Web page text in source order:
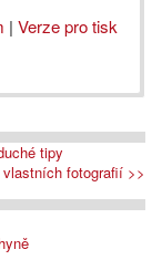
| Verze pro tisk
tipy
fotografií >>